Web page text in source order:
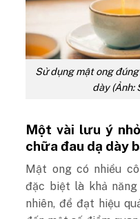
Sử dụng mật ong
dày (Ảnh:
Một vài lưu ý
chữa đau dạ dày
Mật ong có nhiều
đặc biệt là khả
nhiên, để đạt hiệu